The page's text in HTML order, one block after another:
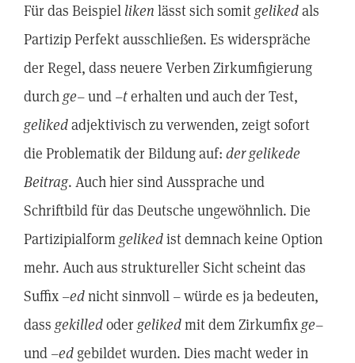
Für das Beispiel liken lässt sich somit gelikedals
Partizip Perfekt ausschließen. Es widerspräche
der Regel, dass neuere Verben Zirkumfigierung
durch ge– und –terhalten und auch der Test,
gelikedadjektivisch zu verwenden, zeigt sofort
die Problematik der Bildung auf: der gelikede
Beitrag. Auch hier sind Aussprache und
Schriftbild für das Deutsche ungewöhnlich. Die
Partizipialform gelikedist demnach keine Option
mehr. Auch aus struktureller Sicht scheint das
Suffix –ednicht sinnvoll – würde es ja bedeuten,
dass gekilledoder gelikedmit dem Zirkumfix ge–
und –ed gebildet wurden. Dies macht weder in